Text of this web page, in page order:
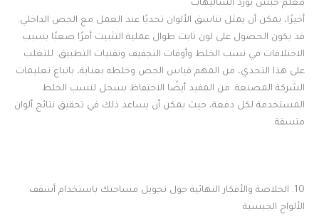
معلم جبس بورد الشاليهات
أخيرًا، يمكن أن يمثل تناسق الألوان تحديًا عند العمل مع الجص الداخلي.
قد يكون الحصول على لون ثابت طوال عملية التثبيت أمرًا صعبًا بسبب
الاختلافات في نسب الخلط وأوقات التجفيف وتقنيات التطبيق. للتغلب
على هذا التحدي، من المهم قياس الجص وخلطه بعناية، باتباع تعليمات
الشركة المصنعة. من المفيد أيضًا الاحتفاظ بسجل لنسب الخلط
المستخدمة لكل دفعة، حيث يمكن أن يساعد ذلك في تحقيق نتائج ألوان
متسقة.
10. الخلاصة والأفكار النهائية حول تحويل مساحتك باستخدام أسقف
الألواح الجبسية